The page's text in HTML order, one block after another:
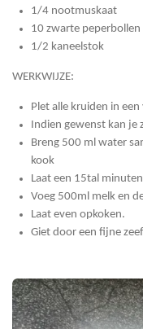
1/4 nootmuskaat
10 zwarte peperbollen
1/2 kaneelstok
WERKWIJZE:
Plet alle kruiden in een
Indien gewenst kan je
Breng 500 ml water
kook
Laat een 15tal
Voeg 500ml melk en
Laat even opkoken.
Giet door een fijne